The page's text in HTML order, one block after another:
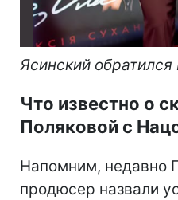
Ясинский обратился
Что известно о
Поляковой с
Напомним, недавно
продюсер назвали